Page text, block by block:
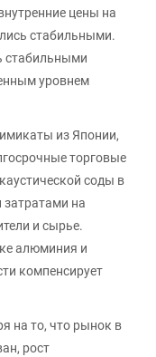
цены на
стабильными.
стабильными
уровнем
из Японии,
торговые
соды в
на
и сырье.
алюминия и
компенсирует
на то, что рынок в
рост